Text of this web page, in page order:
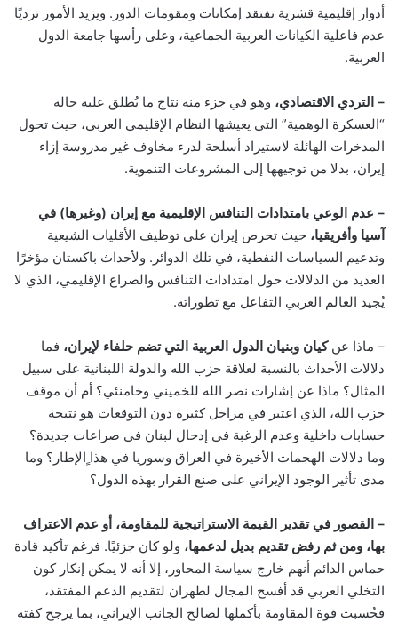
أدوار إقليمية قشرية تفتقد إمكانات ومقومات الدور. ويزيد الأمور ترديًا
عدم فاعلية الكيانات العربية الجماعية، وعلى رأسها جامعة الدول
العربية.
– التردي الاقتصادي، وهو في جزء منه نتاج ما يُطلق عليه حالة
“العسكرة الوهمية” التي يعيشها النظام الإقليمي العربي، حيث تحول
المدخرات الهائلة لاستيراد أسلحة لدرء مخاوف غير مدروسة إزاء
إيران، بدلا من توجيهها إلى المشروعات التنموية.
– عدم الوعي بامتدادات التنافس الإقليمية مع إيران (وغيرها) في
آسيا وأفريقيا، حيث تحرص إيران على توظيف الأقليات الشيعية
وتدعيم السياسات النفطية، في تلك الدوائر. ولأحداث باكستان مؤخرًا
العديد من الدلالات حول امتدادات التنافس والصراع الإقليمي، الذي لا
يُجيد العالم العربي التفاعل مع تطوراته.
– ماذا عنكيان وبنيان الدول العربية التي تضم حلفاء لإيران، فما
دلالات الأحداث بالنسبة لعلاقة حزب الله والدولة اللبنانية على سبيل
المثال؟ ماذا عن إشارات نصر الله للخميني وخامنئي؟ أم أن موقف
حزب الله، الذي اعتبر في مراحل كثيرة دون التوقعات هو نتيجة
حسابات داخلية وعدم الرغبة في إدحال لبنان في صراعات جديدة؟
وما دلالات الهجمات الأخيرة في العراق وسوريا في هذا ٍالإطار؟ وما
مدى تأثير الوجود الإيراني على صنع القرار بهذه الدول؟
– القصور في تقدير القيمة الاستراتيجية للمقاومة، أو عدم الاعتراف
بها، ومن ثم رفض تقديم بديل لدعمها، ولو كان جزئيًا. فرغم تأكيد قادة
حماس الدائم أنهم خارج سياسة المحاور، إلا أنه لا يمكن إنكار كون
التخلي العربي قد أفسح المجال لطهران لتقديم الدعم المفتقد،
فحُسبت قوة المقاومة بأكملها لصالح الجانب الإيراني، بما يرجح كفته